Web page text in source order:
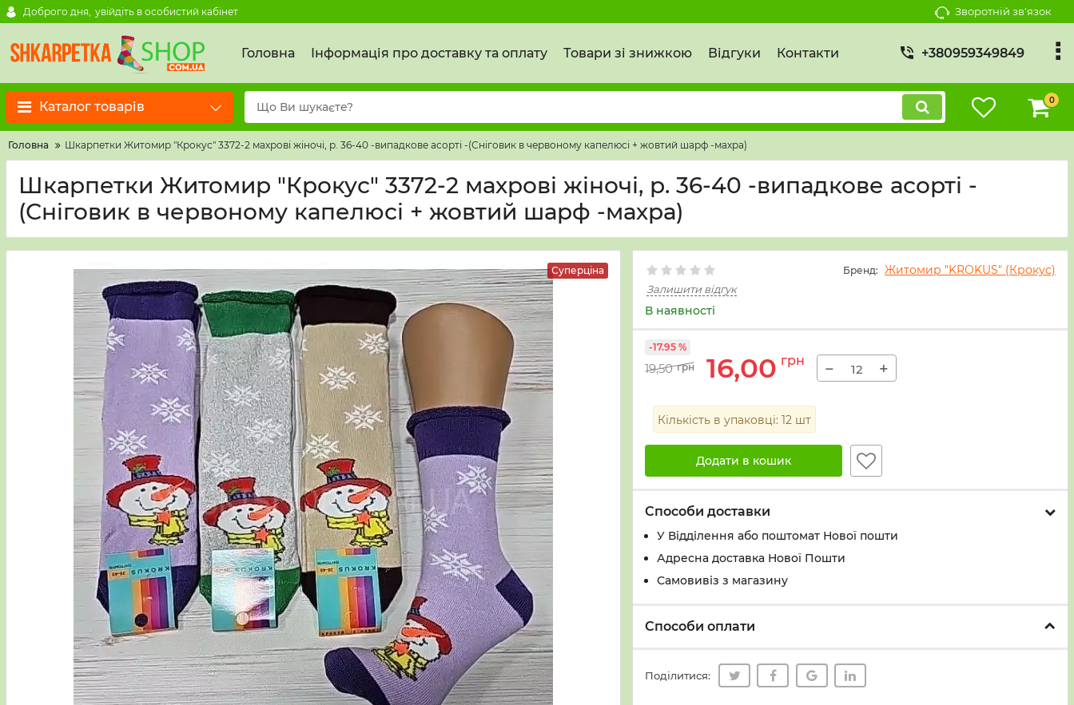
Доброго дня, увійдіть в особистий кабінет Зворотній зв'язок
Головна Інформація про доставку та оплату Товари зі знижкою Відгуки Контакти +380959349849
Каталог товарів 0
Головна Шкарпетки Житомир "Крокус" 3372-2 махрові жіночі, р. 36-40 -випадкове асорті -(Сніговик в червоному капелюсі + жовтий шарф -махра)
Шкарпетки Житомир "Крокус" 3372-2 махрові жіночі, р. 36-40 -випадкове асорті -
(Сніговик в червоному капелюсі + жовтий шарф -махра)
Суперціна Бренд: Житомир "KROKUS" (Крокус)
Залишити відгук
В наявності
19,50 грн 16,00 грн
-17.95 %
− +
Кількість в упаковці: 12 шт
Додати в кошик
Способи доставки
У Вiддiлення або поштомат Нової пошти
Адресна доставка Нової Пошти
Самовивіз з магазину
Способи оплати
Поділитися: